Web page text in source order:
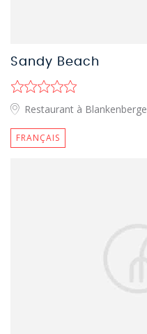
Sandy Beach
Restaurant à Blankenberge
FRANÇAIS